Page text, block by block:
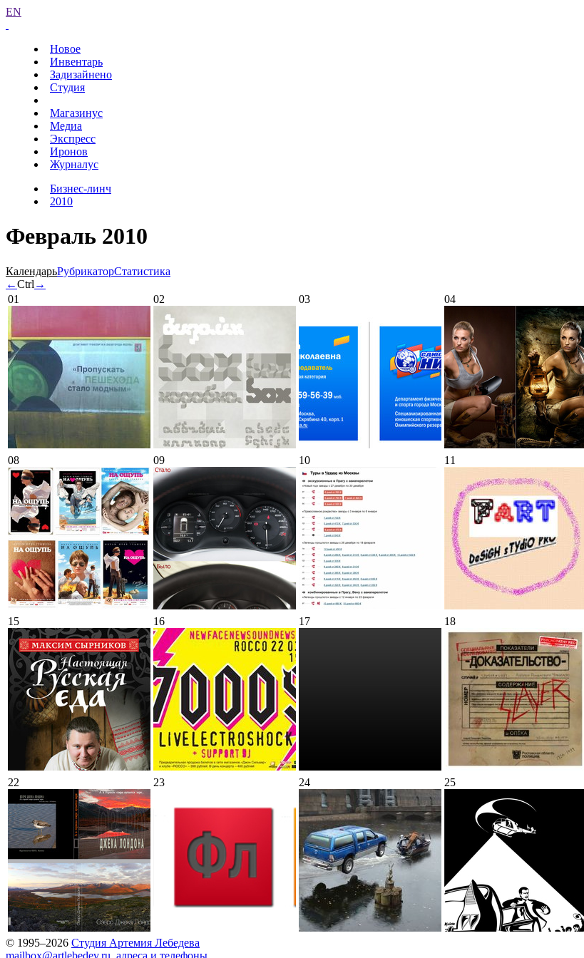
EN
Новое
Инвентарь
Задизайнено
Студия
Магазинус
Медиа
Экспресс
Иронов
Журналус
Бизнес-линч
2010
Февраль 2010
КалендарьРубрикаторСтатистика
←Ctrl →
01
02 03 04
08 09 10 11
15 16 17 18
22 23 24 25
© 1995–2026 Студия Артемия Лебедева
mailbox@artlebedev.ru адреса и телефоны